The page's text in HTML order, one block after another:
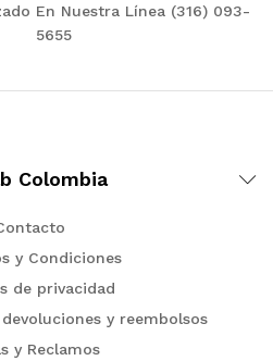
En Nuestra Línea (316) 093-
5655
Colombia
y Condiciones
de privacidad
y reembolsos
y Reclamos